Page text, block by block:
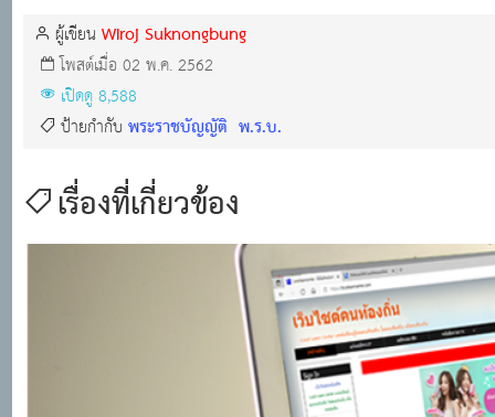
ผู้เขียนWiroj Suknongbung
โพสต์เมื่อ 02 พ.ค. 2562
เปิดดู 8,588
ป้ายกำกับพระราชบัญญัติ พ.ร.บ.
เรื่องที่เกี่ยวข้อง